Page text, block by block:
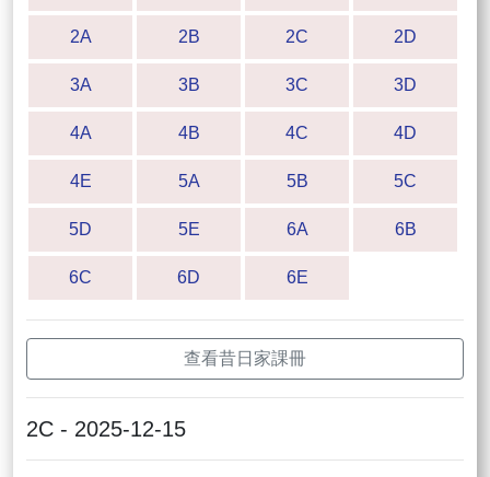
2A 2B 2C 2D
3A 3B 3C 3D
4A 4B 4C 4D
4E 5A 5B 5C
5D 5E 6A 6B
6C 6D 6E
查看昔日家課冊
2C - 2025-12-15